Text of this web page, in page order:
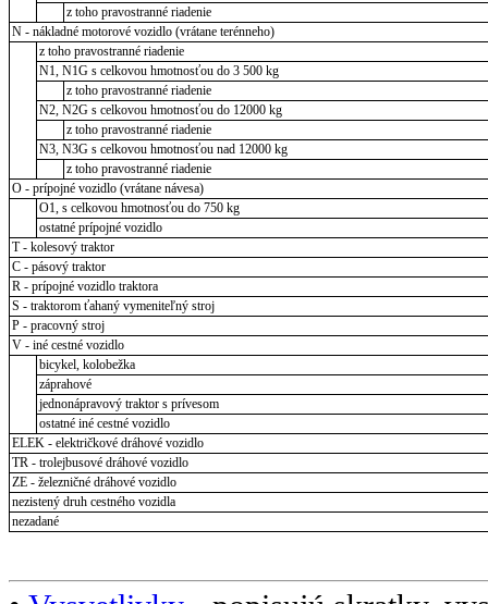
z toho pravostranné riadenie
N - nákladné motorové vozidlo (vrátane terénneho)
z toho pravostranné riadenie
N1, N1G s celkovou hmotnosťou do 3 500 kg
z toho pravostranné riadenie
N2, N2G s celkovou hmotnosťou do 12000 kg
z toho pravostranné riadenie
N3, N3G s celkovou hmotnosťou nad 12000 kg
z toho pravostranné riadenie
O - prípojné vozidlo (vrátane návesa)
O1, s celkovou hmotnosťou do 750 kg
ostatné prípojné vozidlo
T - kolesový traktor
C - pásový traktor
R - prípojné vozidlo traktora
S - traktorom ťahaný vymeniteľný stroj
P - pracovný stroj
V - iné cestné vozidlo
bicykel, kolobežka
záprahové
jednonápravový traktor s prívesom
ostatné iné cestné vozidlo
ELEK - električkové dráhové vozidlo
TR - trolejbusové dráhové vozidlo
ZE - železničné dráhové vozidlo
nezistený druh cestného vozidla
nezadané